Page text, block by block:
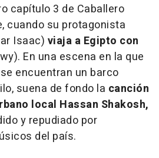
capítulo 3 de Caballero
cuando su protagonista
Isaac) viaja a Egipto con
En una escena en la que
encuentran un barco
suena de fondo la canción
local Hassan Shakosh,
y repudiado por
del país.